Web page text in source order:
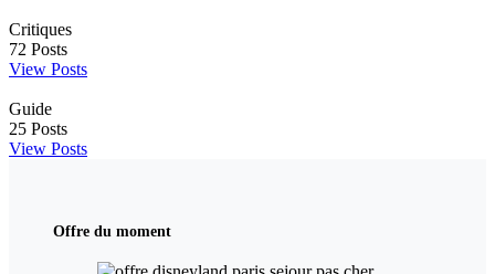
Critiques
72 Posts
View Posts
Guide
25 Posts
View Posts
Offre du moment